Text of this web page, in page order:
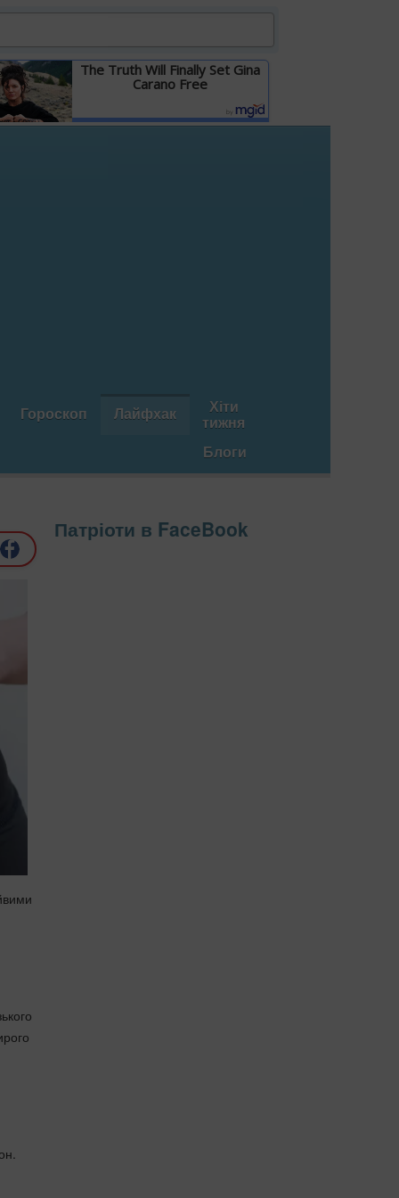
The Truth Will Finally Set Gina
Carano Free
Детальніше
Гороскоп Лайфхак Хіти
тижня
Блоги
Патріоти в FaceBook